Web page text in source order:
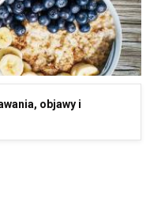
objawy i